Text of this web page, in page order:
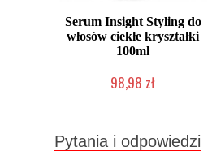
Serum Insight Styling do
włosów ciekłe kryształki
100ml
98,98 zł
Pytania i odpowiedzi